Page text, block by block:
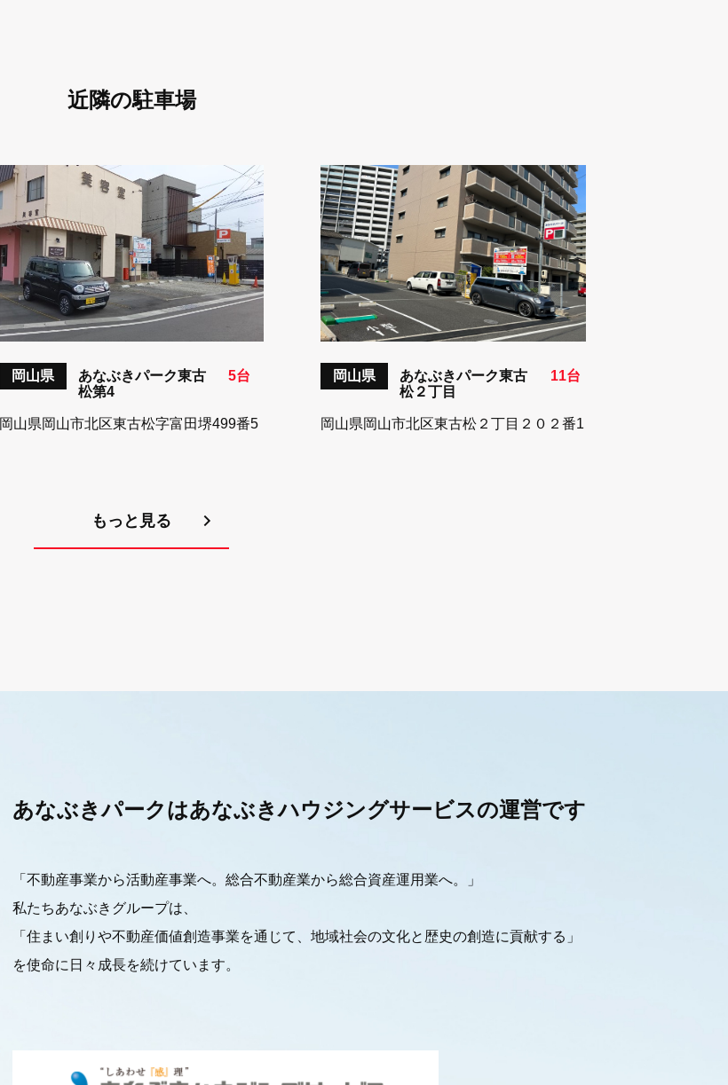
近隣の駐車場
岡山県
あなぶきパーク東古
松第4
5台
岡山県岡山市北区東古松字富田堺499番5
岡山県
あなぶきパーク東古
松２丁目
11台
岡山県岡山市北区東古松２丁目２０２番1
もっと見る
あなぶきパークはあなぶきハウジングサービスの運営です
「不動産事業から活動産事業へ。総合不動産業から総合資産運用業へ。」
私たちあなぶきグループは、
「住まい創りや不動産価値創造事業を通じて、地域社会の文化と歴史の創造に貢献する」
を使命に日々成長を続けています。